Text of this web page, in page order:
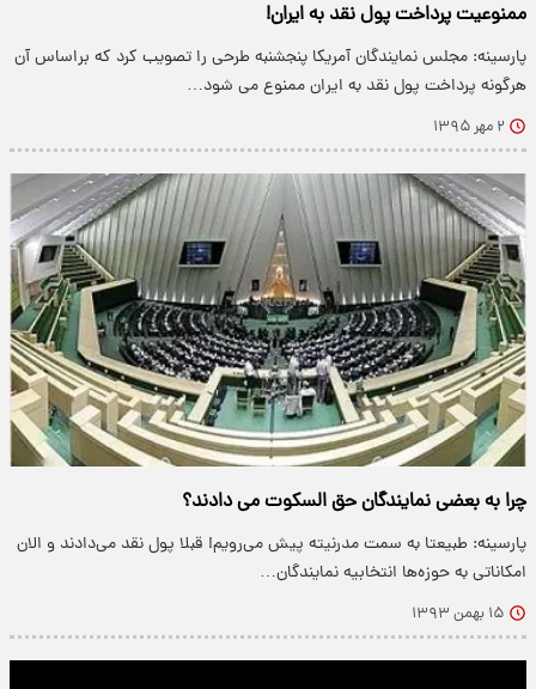
ممنوعیت پرداخت پول نقد به ایران!
پارسینه: مجلس نمایندگان آمریکا پنجشنبه طرحی را تصویب کرد که براساس آن
هرگونه پرداخت پول نقد به ایران ممنوع می شود…
۲ مهر ۱۳۹۵
چرا به بعضی نمایندگان حق السکوت می دادند؟
پارسینه: طبیعتا به سمت مدرنیته پیش می‌رویم! قبلا پول نقد می‌دادند و الان
امکاناتی به حوزه‌ها انتخابیه نمایندگان…
۱۵ بهمن ۱۳۹۳